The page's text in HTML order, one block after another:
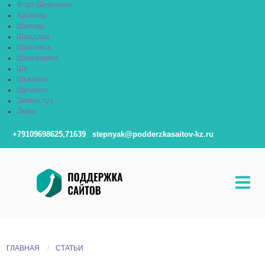
Форт-Шевченко
Хромтау
Шалкар
Шардара
Шахтинск
Шемонаиха
Шу
Шымкент
Щучинск
Экибастуз
Эмба
+79109698625,71639 stepnyak@podderzkasaitov-kz.ru
ГЛАВНАЯ СТАТЬИ